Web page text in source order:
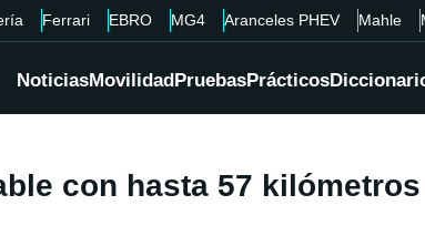
Ferrari EBRO MG4 Aranceles PHEV Mahle
NoticiasMovilidadPruebasPrácticos
con hasta 57